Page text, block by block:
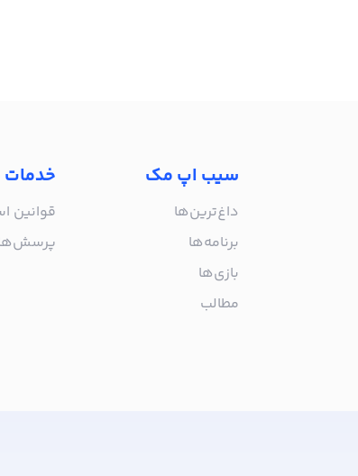
سیب اپ مک
داغ‌ترین‌ها
برنامه‌ها
بازی‌ها
مطالب
خدمات
قوانین